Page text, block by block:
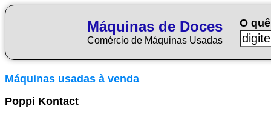
Máquinas de Doces
Comércio de Máquinas Usadas
O
Máquinas usadas à venda
Poppi Kontact